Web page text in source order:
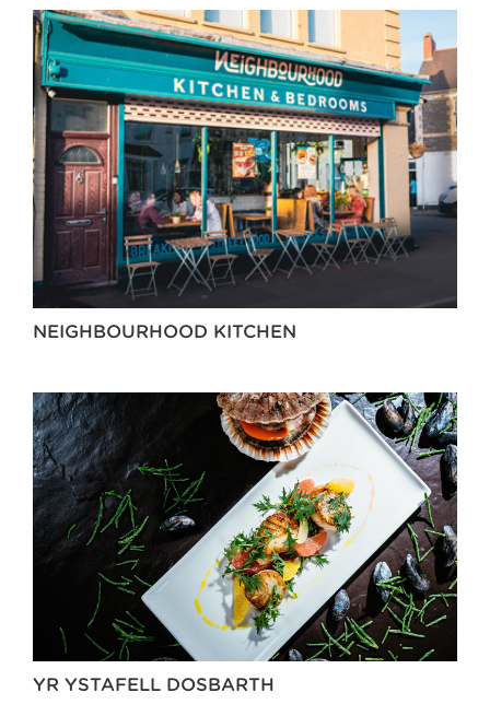
NEIGHBOURHOOD KITCHEN
YR YSTAFELL DOSBARTH